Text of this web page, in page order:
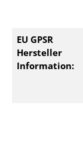
EU GPSR
Hersteller
Information: